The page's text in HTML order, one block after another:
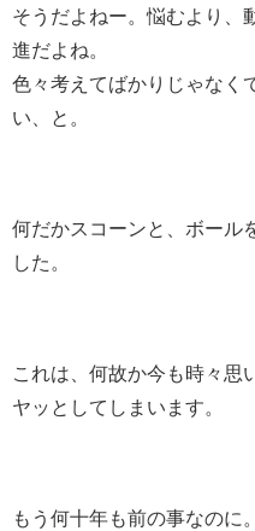
そうだよねー。悩むより、
進だよね。
色々考えてばかりじゃなく
い、と。
何だかスコーンと、ボール
した。
これは、何故か今も時々思
ヤッとしてしまいます。
もう何十年も前の事なのに。